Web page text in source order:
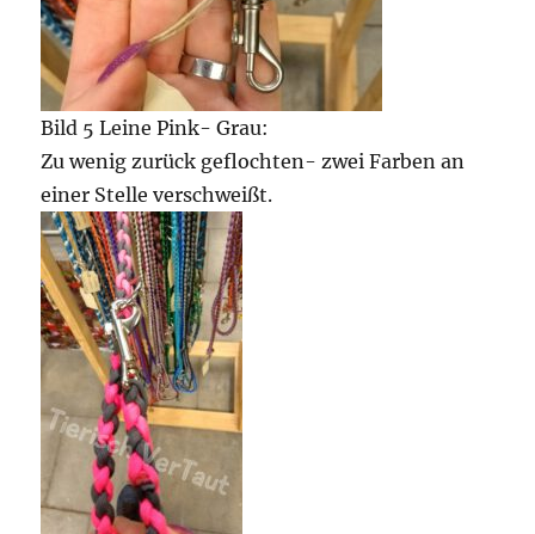
Bild 5 Leine Pink- Grau:
Zu wenig zurück geflochten- zwei Farben an
einer Stelle verschweißt.